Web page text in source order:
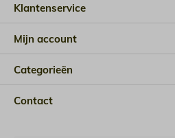
Klantenservice
Mijn account
Categorieën
Contact